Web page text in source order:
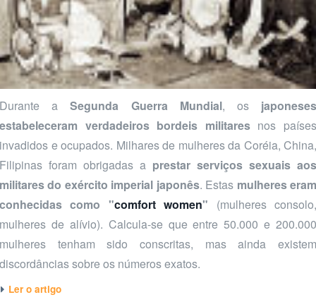
Durante aSegunda Guerra Mundial, os
estabeleceram verdadeiros bordeis militaresnos
invadidos e ocupados. Milhares de mulheres da Coréia, China,
Filipinas foram obrigadas a prestar serviços sexuais aos
militares do exército imperial japonês. Estas mulheres
conhecidas como "comfort women" (mulheres
mulheres de alívio). Calcula-se que entre 50.000 e 200.000
mulheres tenham sido conscritas, mas ainda existem
discordâncias sobre os números exatos.
Ler o artigo